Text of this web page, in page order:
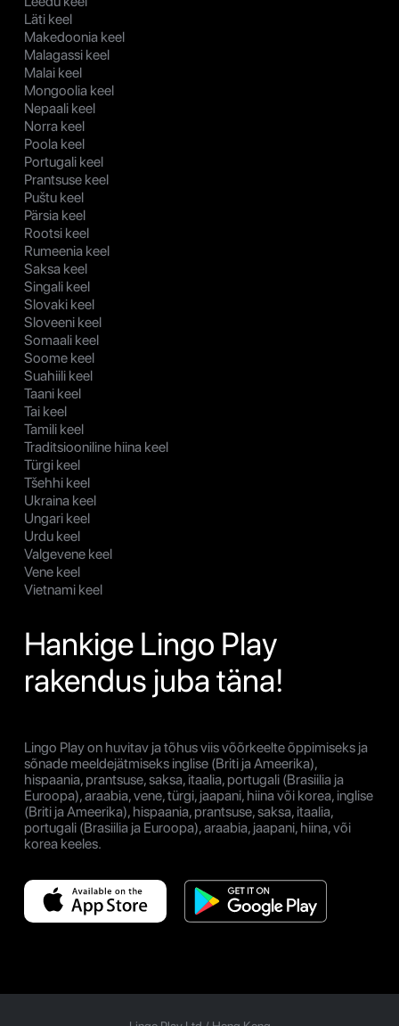
Läti keel
Makedoonia keel
Malagassi keel
Malai keel
Mongoolia keel
Nepaali keel
Norra keel
Poola keel
Portugali keel
Prantsuse keel
Puštu keel
Pärsia keel
Rootsi keel
Rumeenia keel
Saksa keel
Singali keel
Slovaki keel
Sloveeni keel
Somaali keel
Soome keel
Suahiili keel
Taani keel
Tai keel
Tamili keel
Traditsiooniline hiina keel
Türgi keel
Tšehhi keel
Ukraina keel
Ungari keel
Urdu keel
Valgevene keel
Vene keel
Vietnami keel
Hankige Lingo Play
rakendus juba täna!
Lingo Play on huvitav ja tõhus viis võõrkeelte õppimiseks ja
sõnade meeldejätmiseks inglise (Briti ja Ameerika),
hispaania, prantsuse, saksa, itaalia, portugali (Brasiilia ja
Euroopa), araabia, vene, türgi, jaapani, hiina või korea, inglise
(Briti ja Ameerika), hispaania, prantsuse, saksa, itaalia,
portugali (Brasiilia ja Euroopa), araabia, jaapani, hiina, või
korea keeles.